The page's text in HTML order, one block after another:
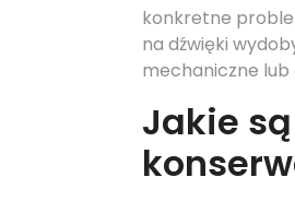
konkretne
na dźwięki
mechaniczne
Jakie